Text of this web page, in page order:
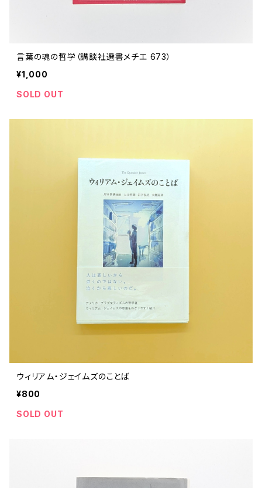
言葉の魂の哲学（講談社選書メチエ 673）
¥1,000
SOLD OUT
ウィリアム・ジェイムズのことば
¥800
SOLD OUT